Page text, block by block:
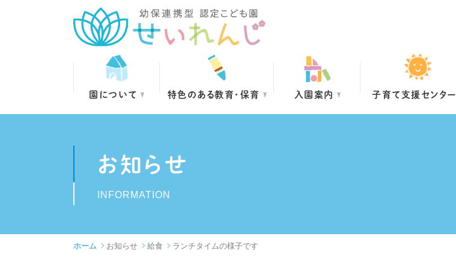
園について 特色のある教育・保育 入園案内 子育て支援センター
お知らせ
INFORMATION
ホーム お知らせ 給食 ランチタイムの様子です